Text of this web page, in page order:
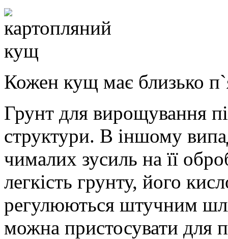
Кожен кущ має близько
Грунт для вирощування
структури. В іншому
чималих зусиль на її
легкість грунту, його
регулюються штучним
можна пристосувати для